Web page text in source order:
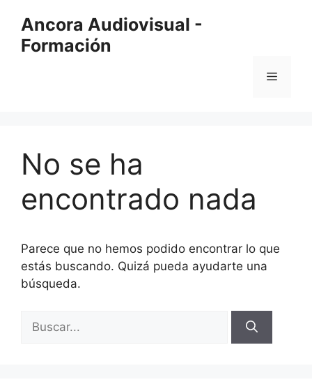
contenido
Ancora Audiovisual -
Formación
Menú
No se ha
encontrado nada
Parece que no hemos podido encontrar lo que
estás buscando. Quizá pueda ayudarte una
búsqueda.